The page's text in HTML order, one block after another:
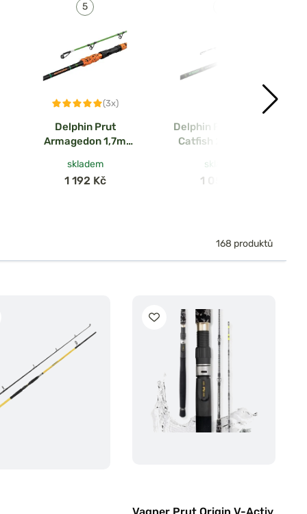
(3x)
Delphin Prut
Armagedon 1,7m
skladem
1 192 Kč
Delphin Prut Energy
Catfish 2,5m 250-
skladem
1 054 Kč
168 produktů